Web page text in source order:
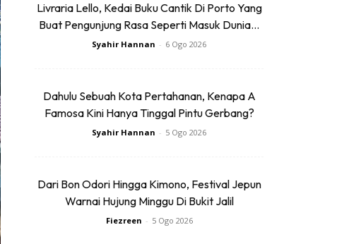
Livraria Lello, Kedai Buku Cantik Di Porto Yang
Buat Pengunjung Rasa Seperti Masuk Dunia...
Syahir Hannan - 6 Ogo 2026
Dahulu Sebuah Kota Pertahanan, Kenapa A
Famosa Kini Hanya Tinggal Pintu Gerbang?
Syahir Hannan - 5 Ogo 2026
Dari Bon Odori Hingga Kimono, Festival Jepun
Warnai Hujung Minggu Di Bukit Jalil
Fiezreen - 5 Ogo 2026